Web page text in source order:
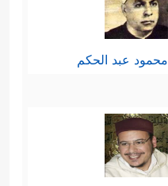
محمود عبد الحكم